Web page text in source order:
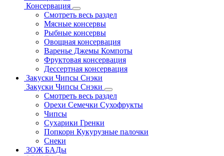
Консервация
Смотреть весь раздел
Мясные консервы
Рыбные консервы
Овощная консервация
Варенье Джемы Компоты
Фруктовая консервация
Дессертная консервация
Закуски Чипсы Снэки
Закуски Чипсы Снэки
Смотреть весь раздел
Орехи Семечки Сухофрукты
Чипсы
Сухарики Гренки
Попкорн Кукурузные палочки
Снеки
ЗОЖ БАДы